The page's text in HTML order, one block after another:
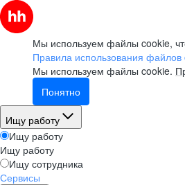
Мы используем файлы cookie,
Правила использования файлов
Мы используем файлы cookie.
Понятно
Ищу работу
Ищу работу
Ищу работу
Ищу сотрудника
Сервисы